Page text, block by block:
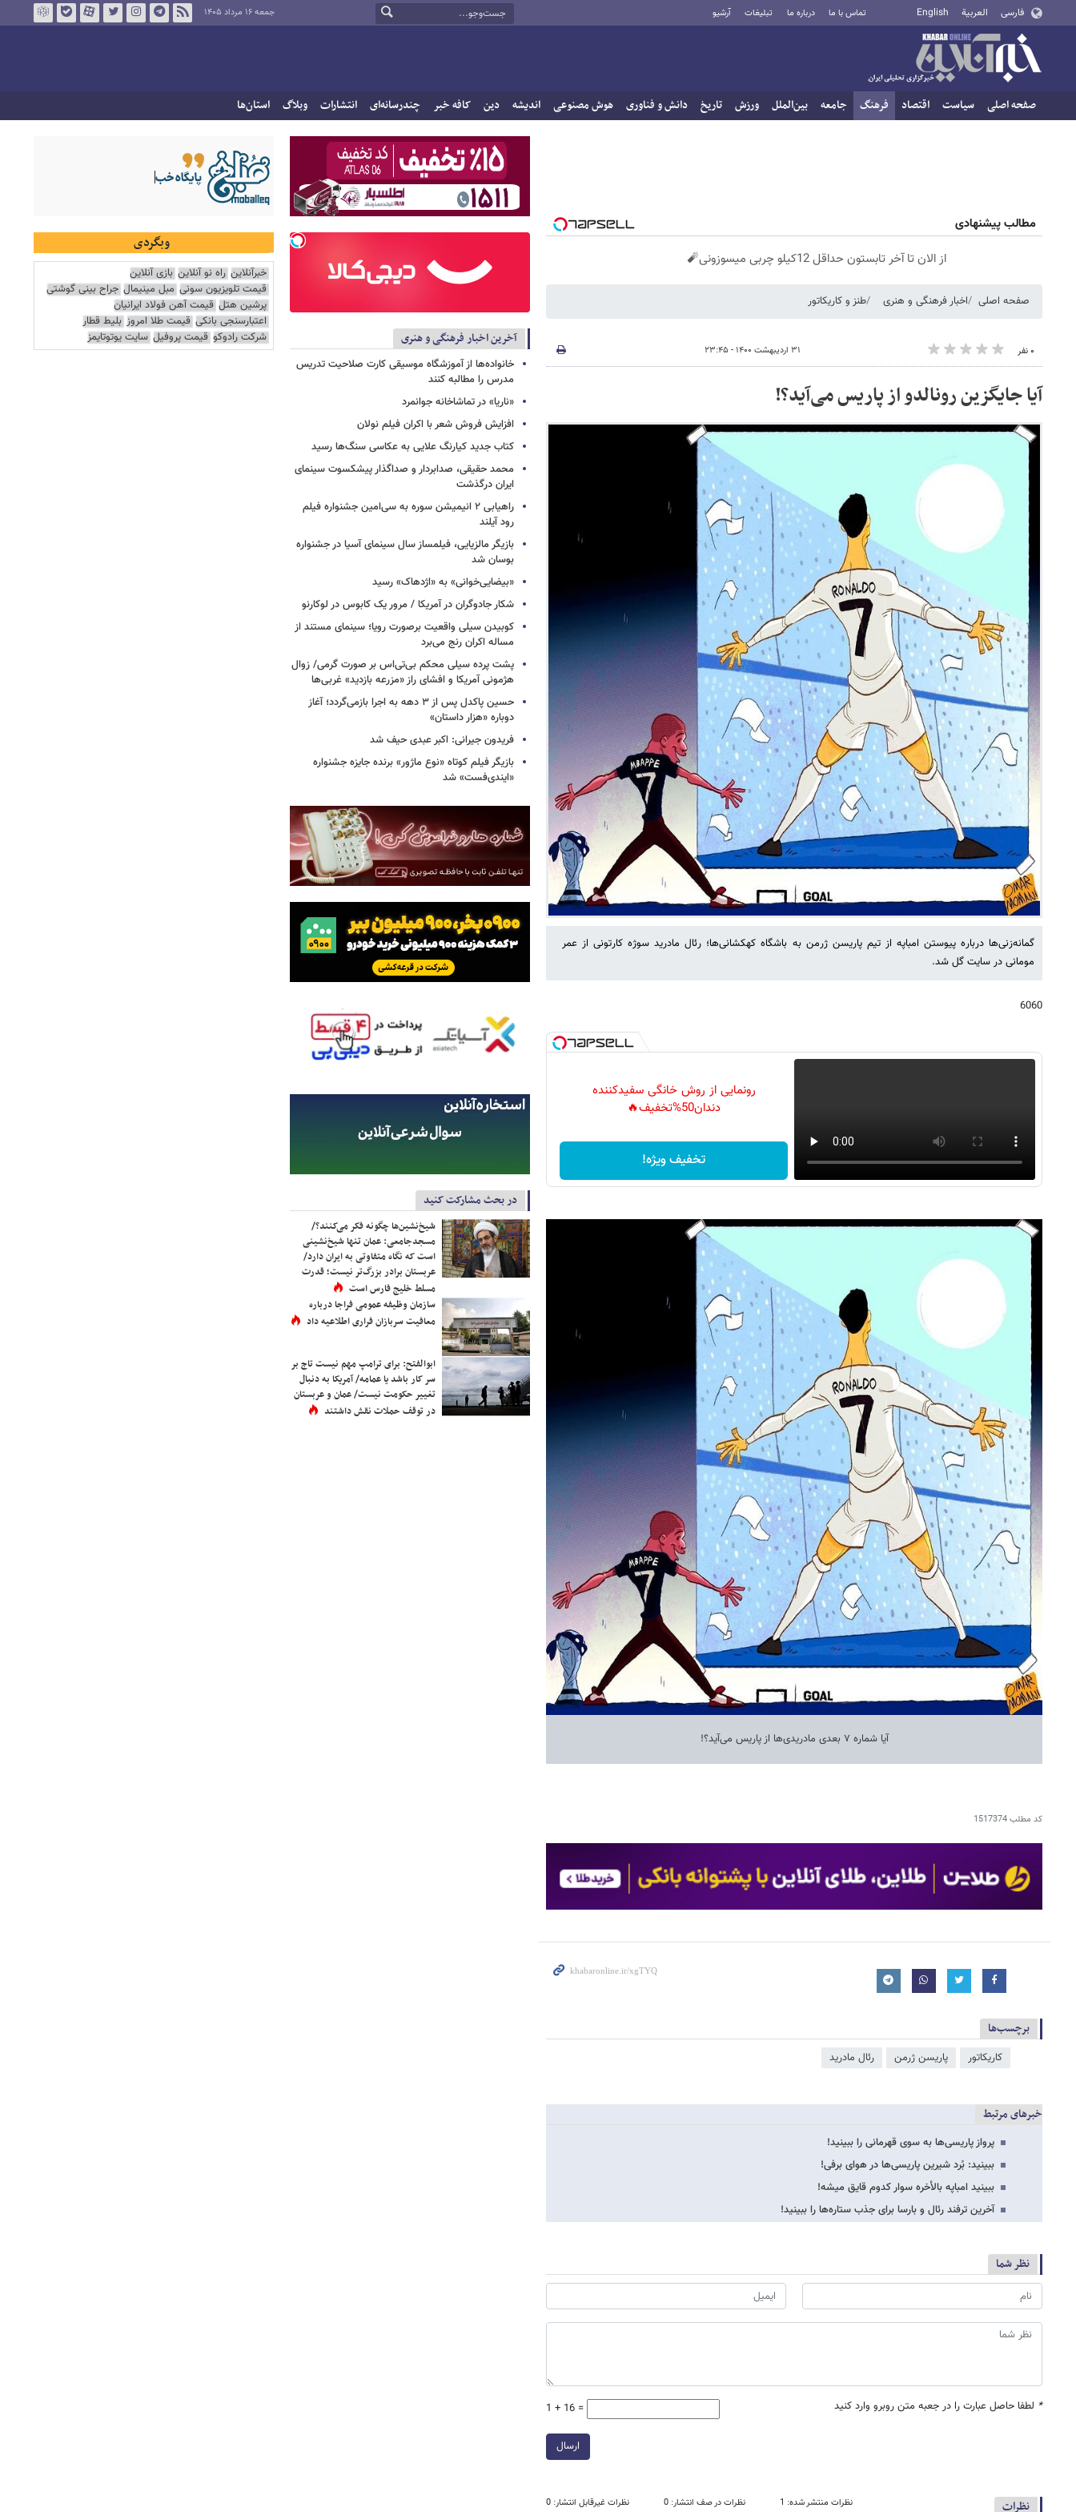
فارسی العربية English تماس با ما درباره ما تبلیغات آرشیو جمعه ۱۶ مرداد ۱۴۰۵
صفحه اصلی سیاست اقتصاد فرهنگ جامعه بین‌الملل ورزش تاریخ دانش و فناوری هوش مصنوعی اندیشه دین کافه خبر چندرسانه‌ای انتشارات وبلاگ استان‌ها
مطالب پیشنهادی
از الان تا آخر تابستون حداقل 12کیلو چربی میسوزونی🧨
صفحه اصلی اخبار فرهنگی و هنری طنز و کاریکاتور
۰ نفر ۳۱ اردیبهشت ۱۴۰۰ - ۲۳:۴۵
آیا جایگزین رونالدو از پاریس می‌آید؟!
گمانه‌زنی‌ها درباره پیوستن امباپه از تیم پاریسن ژرمن به باشگاه کهکشانی‌ها؛ رئال مادرید سوژه کارتونی از عمر
مومانی در سایت گل شد.
6060
رونمایی از روش خانگی سفیدکننده
دندان50%تخفیف🔥
تخفیف ویژه!
آیا شماره ۷ بعدی مادریدی‌ها از پاریس می‌آید؟!
کد مطلب1517374
برچسب‌ها
کاریکاتور پاریسن ژرمن رئال مادرید
خبرهای مرتبط
پرواز پاریسی‌ها به سوی قهرمانی را ببینید!
ببینید: بُرد شیرین پاریسی‌ها در هوای برفی!
ببینید امباپه بالأخره سوار کدوم قایق میشه!
آخرین ترفند رئال و بارسا برای جذب ستاره‌ها را ببینید!
نظر شما
* لطفا حاصل عبارت را در جعبه متن روبرو وارد کنید 1 + 16 =
ارسال
نظرات نظرات منتشر شده: 1 نظرات در صف انتشار: 0 نظرات غیرقابل انتشار: 0
آخرین اخبار فرهنگی و هنری
خانواده‌ها از آموزشگاه موسیقی کارت صلاحیت تدریس
مدرس را مطالبه کنند
«ناریا» در تماشاخانه جوانمرد
افزایش فروش شعر با اکران فیلم نولان
کتاب جدید کیارنگ علایی به عکاسی سنگ‌ها رسید
محمد حقیقی، صدابردار و صداگذار پیشکسوت سینمای
ایران درگذشت
راهیابی ۲ انیمیشن سوره به سی‌امین جشنواره فیلم
رود آیلند
بازیگر مالزیایی، فیلمساز سال سینمای آسیا در جشنواره
بوسان شد
«بیضایی‌خوانی» به «اژدهاک» رسید
شکار جادوگران در آمریکا / مرور یک کابوس در لوکارنو
کوبیدن سیلی واقعیت برصورت رویا؛ سینمای مستند از
مساله اکران رنج می‌برد
پشت پرده سیلی محکم بی‌تی‌اس بر صورت گرمی/ زوال
هژمونی آمریکا و افشای راز «مزرعه بازدید» غربی‌ها
حسین پاکدل پس از ۳ دهه به اجرا بازمی‌گردد؛ آغاز
دوباره «هزار داستان»
فریدون جیرانی: اکبر عبدی حیف شد
بازیگر فیلم کوتاه «نوع ماژور» برنده جایزه جشنواره
«ایندی‌فست» شد
در بحث مشارکت کنید
شیخ‌نشین‌ها چگونه فکر می‌کنند؟/
مسجدجامعی: عمان تنها شیخ‌نشینی
است که نگاه متفاوتی به ایران دارد/
عربستان برادر بزرگ‌تر نیست؛ قدرت
مسلط خلیج فارس است
سازمان وظیفه عمومی فراجا درباره
معافیت سربازان فراری اطلاعیه داد
ابوالفتح: برای ترامپ مهم نیست تاج بر
سر کار باشد یا عمامه/ آمریکا به دنبال
تغییر حکومت نیست/ عمان و عربستان
در توقف حملات نقش داشتند
وبگردی
خبرآنلاین راه نو آنلاین بازی آنلاین
قیمت تلویزیون سونی مبل مینیمال جراح بینی گوشتی
پرشین هتل قیمت آهن فولاد ایرانیان
اعتبارسنجی بانکی قیمت طلا امروز بلیط قطار
شرکت رادوکو قیمت پروفیل سایت یوتوتایمز